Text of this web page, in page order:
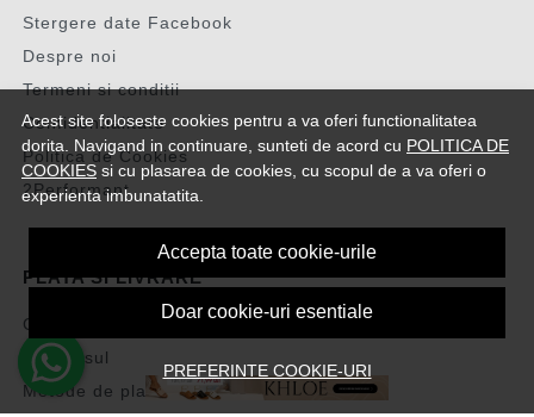
Acest site foloseste cookies pentru a va oferi functionalitatea
dorita. Navigand in continuare, sunteti de acord cu POLITICA DE
COOKIES si cu plasarea de cookies, cu scopul de a va oferi o
experienta imbunatatita.
Accepta toate cookie-urile
Doar cookie-uri esentiale
PREFERINTE COOKIE-URI
Stergere date Facebook
Despre noi
Termeni si conditii
Confidentialitate
Politica de Cookies
2Performant
PLATA SI LIVRARE
Cum cumpar
Vezi cosul
Metode de plata